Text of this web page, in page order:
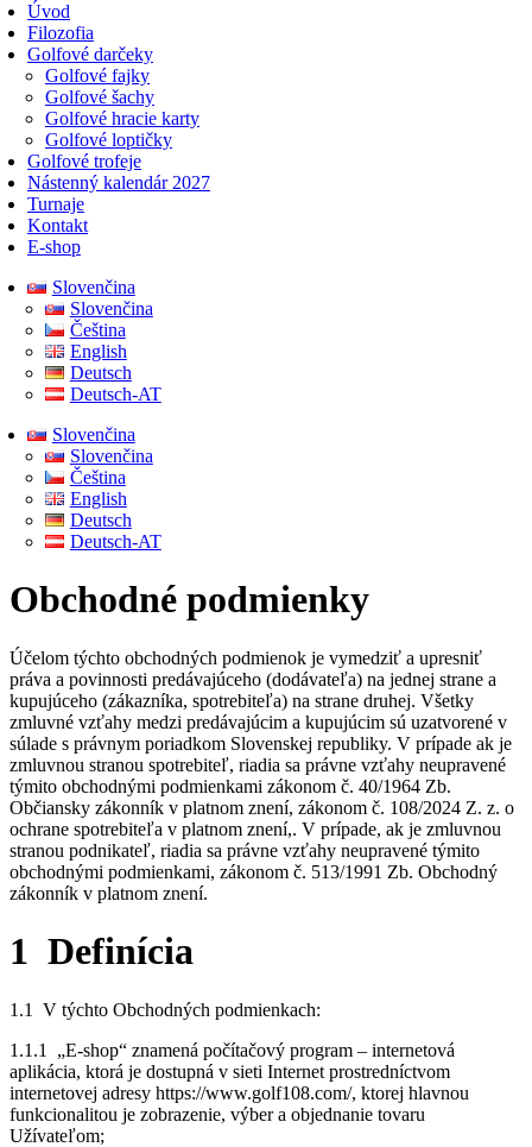
Úvod
Filozofia
Golfové darčeky
Golfové fajky
Golfové šachy
Golfové hracie karty
Golfové loptičky
Golfové trofeje
Nástenný kalendár 2027
Turnaje
Kontakt
E-shop
Slovenčina
Slovenčina
Čeština
English
Deutsch
Deutsch-AT
Slovenčina
Slovenčina
Čeština
English
Deutsch
Deutsch-AT
Obchodné podmienky
Účelom týchto obchodných podmienok je vymedziť a upresniť
práva a povinnosti predávajúceho (dodávateľa) na jednej strane a
kupujúceho (zákazníka, spotrebiteľa) na strane druhej. Všetky
zmluvné vzťahy medzi predávajúcim a kupujúcim sú uzatvorené v
súlade s právnym poriadkom Slovenskej republiky. V prípade ak je
zmluvnou stranou spotrebiteľ, riadia sa právne vzťahy neupravené
týmito obchodnými podmienkami zákonom č. 40/1964 Zb.
Občiansky zákonník v platnom znení, zákonom č. 108/2024 Z. z. o
ochrane spotrebiteľa v platnom znení,. V prípade, ak je zmluvnou
stranou podnikateľ, riadia sa právne vzťahy neupravené týmito
obchodnými podmienkami, zákonom č. 513/1991 Zb. Obchodný
zákonník v platnom znení.
1 Definícia
1.1 V týchto Obchodných podmienkach:
1.1.1 „E-shop“ znamená počítačový program – internetová
aplikácia, ktorá je dostupná v sieti Internet prostredníctvom
internetovej adresy https://www.golf108.com/, ktorej hlavnou
funkcionalitou je zobrazenie, výber a objednanie tovaru
Užívateľom;